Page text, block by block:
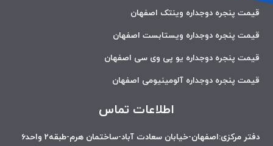
قیمت پنجره دوجداره وینتک اصفهان
قیمت پنجره دوجداره ویستابست اصفهان
قیمت پنجره دوجداره یو پی وی سی اصفهان
قیمت پنجره دوجداره آلومینیومی اصفهان
اطلاعات تماس
دفتر مرکزی:اصفهان-خیابان سعادت آباد-ساختمان هرم-طبقه2 واحد6